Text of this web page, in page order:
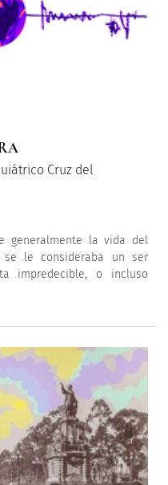
Cruz del
generalmente la vida del
se le consideraba un ser
impredecible, o incluso